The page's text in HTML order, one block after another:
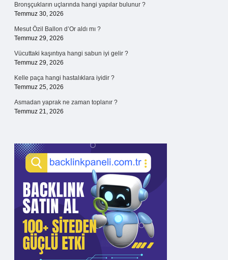
Bronşçukların uçlarında hangi yapılar bulunur ?
Temmuz 30, 2026
Mesut Özil Ballon d’Or aldı mı ?
Temmuz 29, 2026
Vücuttaki kaşıntıya hangi sabun iyi gelir ?
Temmuz 29, 2026
Kelle paça hangi hastalıklara iyidir ?
Temmuz 25, 2026
Asmadan yaprak ne zaman toplanır ?
Temmuz 21, 2026